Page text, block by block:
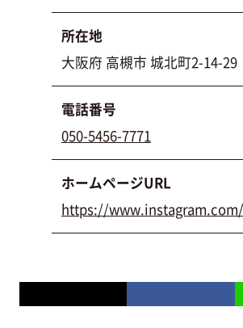
所在地
大阪府 高槻市 城北町2-14-29
電話番号
050-5456-7771
ホームページURL
https://